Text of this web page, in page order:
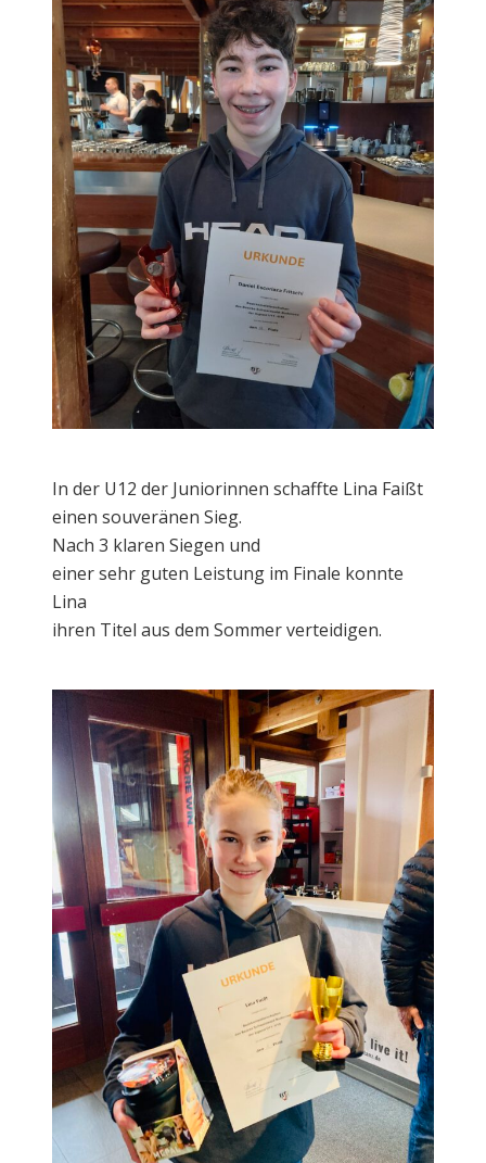
In der U12 der Juniorinnen schaffte Lina Faißt
einen souveränen Sieg.
Nach 3 klaren Siegen und
einer sehr guten Leistung im Finale konnte
Lina
ihren Titel aus dem Sommer verteidigen.